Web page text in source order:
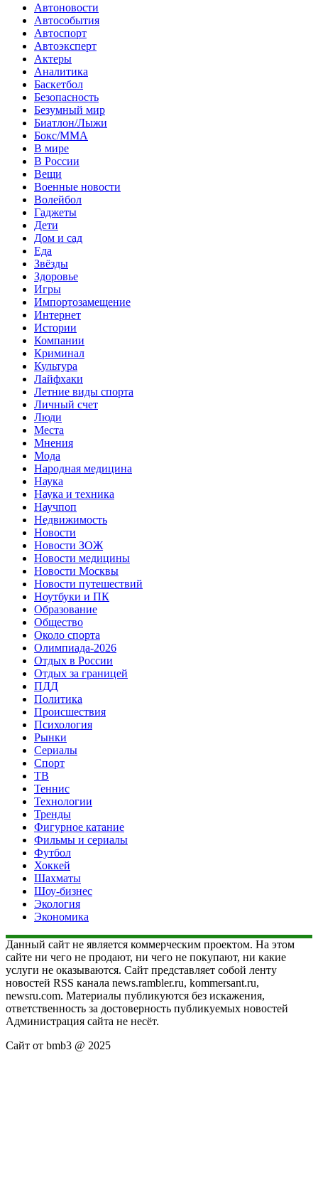
Автоновости
Автособытия
Автоспорт
Автоэксперт
Актеры
Аналитика
Баскетбол
Безопасность
Безумный мир
Биатлон/Лыжи
Бокс/MMA
В мире
В России
Вещи
Военные новости
Волейбол
Гаджеты
Дети
Дом и сад
Еда
Звёзды
Здоровье
Игры
Импортозамещение
Интернет
Истории
Компании
Криминал
Культура
Лайфхаки
Летние виды спорта
Личный счет
Люди
Места
Мнения
Мода
Народная медицина
Наука
Наука и техника
Научпоп
Недвижимость
Новости
Новости ЗОЖ
Новости медицины
Новости Москвы
Новости путешествий
Ноутбуки и ПК
Образование
Общество
Около спорта
Олимпиада-2026
Отдых в России
Отдых за границей
ПДД
Политика
Происшествия
Психология
Рынки
Сериалы
Спорт
ТВ
Теннис
Технологии
Тренды
Фигурное катание
Фильмы и сериалы
Футбол
Хоккей
Шахматы
Шоу-бизнес
Экология
Экономика
Данный сайт не является коммерческим проектом. На этом
сайте ни чего не продают, ни чего не покупают, ни какие
услуги не оказываются. Сайт представляет собой ленту
новостей RSS канала news.rambler.ru, kommersant.ru,
newsru.com. Материалы публикуются без искажения,
ответственность за достоверность публикуемых новостей
Администрация сайта не несёт.
Сайт от bmb3 @ 2025